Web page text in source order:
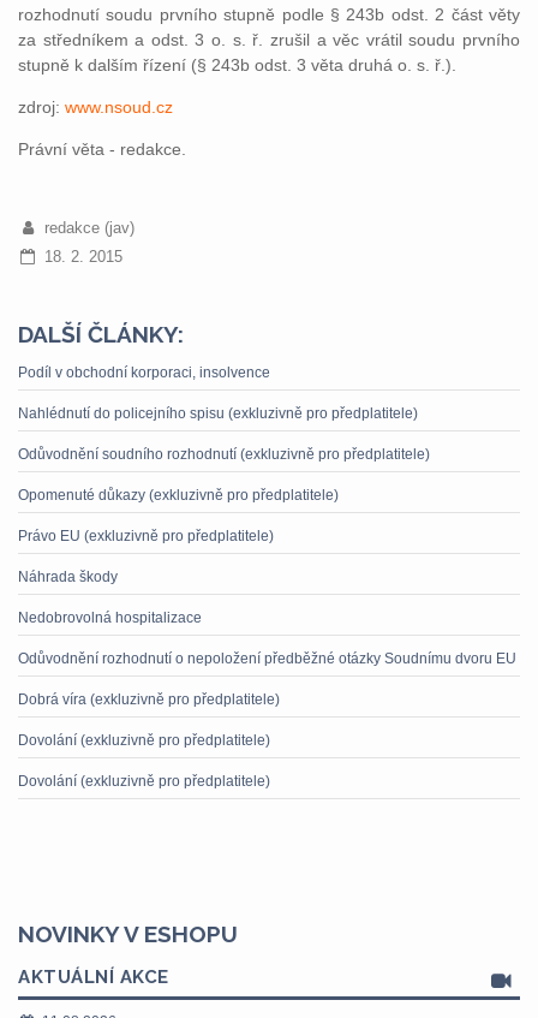
rozhodnutí soudu prvního stupně podle § 243b odst. 2 část věty
za středníkem a odst. 3 o. s. ř. zrušil a věc vrátil soudu prvního
stupně k dalším řízení (§ 243b odst. 3 věta druhá o. s. ř.).
zdroj: www.nsoud.cz
Právní věta - redakce.
redakce (jav)
18. 2. 2015
DALŠÍ ČLÁNKY:
Podíl v obchodní korporaci, insolvence
Nahlédnutí do policejního spisu (exkluzivně pro předplatitele)
Odůvodnění soudního rozhodnutí (exkluzivně pro předplatitele)
Opomenuté důkazy (exkluzivně pro předplatitele)
Právo EU (exkluzivně pro předplatitele)
Náhrada škody
Nedobrovolná hospitalizace
Odůvodnění rozhodnutí o nepoložení předběžné otázky Soudnímu dvoru EU
Dobrá víra (exkluzivně pro předplatitele)
Dovolání (exkluzivně pro předplatitele)
Dovolání (exkluzivně pro předplatitele)
NOVINKY V ESHOPU
AKTUÁLNÍ AKCE